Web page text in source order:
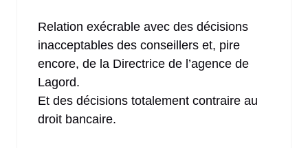
Relation exécrable avec des décisions
inacceptables des conseillers et, pire
encore, de la Directrice de l’agence de
Lagord.
Et des décisions totalement contraire au
droit bancaire.